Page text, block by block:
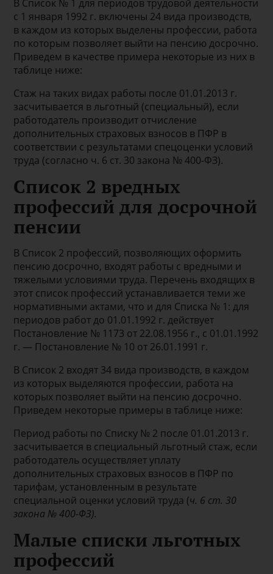
В Список № 1 для периодов трудовой деятельности
с 1 января 1992 г. включены 24 вида производств,
в каждом из которых выделены профессии, работа
по которым позволяет выйти на пенсию досрочно.
Приведем в качестве примера некоторые из них в
таблице ниже:
Стаж на таких видах работы после 01.01.2013 г.
засчитывается в льготный (специальный), если
работодатель производит отчисление
дополнительных страховых взносов в ПФР в
соответствии с результатами спецоценки условий
труда (согласно ч. 6 ст. 30 закона № 400-ФЗ).
Список 2 вредных
профессий для досрочной
пенсии
В Список 2 профессий, позволяющих оформить
пенсию досрочно, входят работы с вредными и
тяжелыми условиями труда. Перечень входящих в
этот список профессий устанавливается теми же
нормативными актами, что и для Списка № 1: для
периодов работ до 01.01.1992 г. действует
Постановление № 1173 от 22.08.1956 г., с 01.01.1992
г. — Постановление № 10 от 26.01.1991 г.
В Список 2 входят 34 вида производств, в каждом
из которых выделяются профессии, работа на
которых позволяет выйти на пенсию досрочно.
Приведем некоторые примеры в таблице ниже:
Период работы по Списку № 2 после 01.01.2013 г.
засчитывается в специальный льготный стаж, если
работодатель осуществляет уплату
дополнительных страховых взносов в ПФР по
тарифам, установленным в результате
специальной оценки условий труда (ч. 6 ст. 30
закона № 400-ФЗ).
Малые списки льготных
профессий